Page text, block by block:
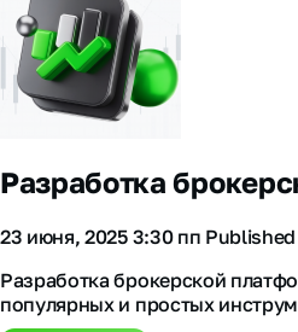
Разработка
23 июня, 2025 3:30 пп
Разработка брокерской
популярных и простых